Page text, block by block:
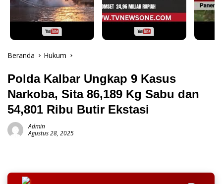
Beranda Hukum
Polda Kalbar Ungkap 9 Kasus
Narkoba, Sita 86,189 Kg Sabu dan
54,801 Ribu Butir Ekstasi
Admin
Agustus 28, 2025